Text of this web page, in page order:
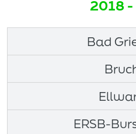
2018
Bad
ERSB-